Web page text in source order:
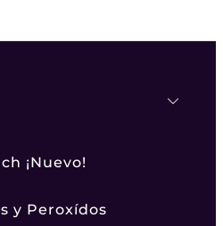
¡Nuevo!
y Peroxídos